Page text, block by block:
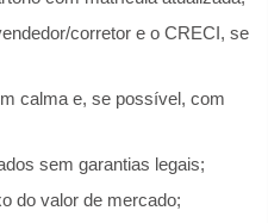
corretor e o CRECI, se
calma e, se possível, com
sem garantias legais;
do valor de mercado;